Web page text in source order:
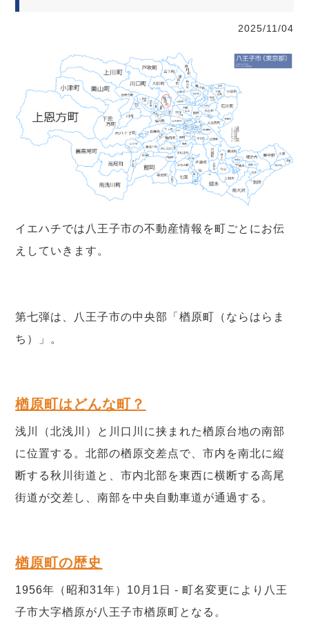
2025/11/04
イエハチでは八王子市の不動産情報を町ごとにお伝
えしていきます。
第七弾は、八王子市の中央部「楢原町（ならはらま
ち）」。
楢原町はどんな町？
浅川（北浅川）と川口川に挟まれた楢原台地の南部
に位置する。北部の楢原交差点で、市内を南北に縦
断する秋川街道と、市内北部を東西に横断する高尾
街道が交差し、南部を中央自動車道が通過する。
楢原町の歴史
1956年（昭和31年）10月1日 - 町名変更により八王
子市大字楢原が八王子市楢原町となる。